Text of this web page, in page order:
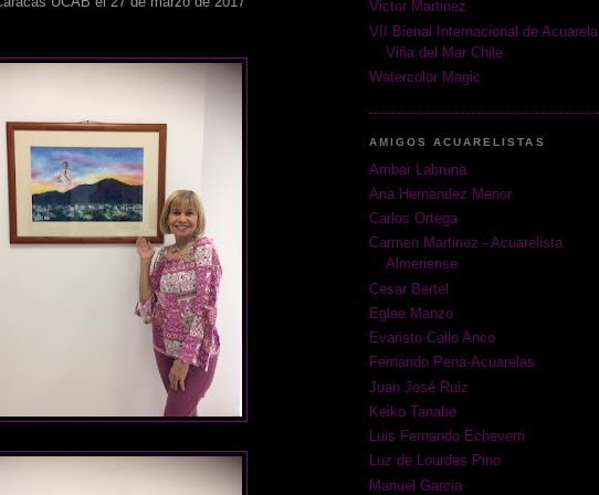
Victor Martinez
VII Bienal Internacional de Acuarela,
Viña del Mar Chile
Watercolor Magic
AMIGOS ACUARELISTAS
Ambar Labruna
Ana Hernandez Menor
Carlos Ortega
Carmen Martinez - Acuarelista
Almeriense
Cesar Bertel
Eglee Manzo
Evaristo Callo Anco
Fernando Pena-Acuarelas
Juan José Ruiz
Keiko Tanabe
Luis Fernando Echeverri
Luz de Lourdes Pino
Manuel Garcia